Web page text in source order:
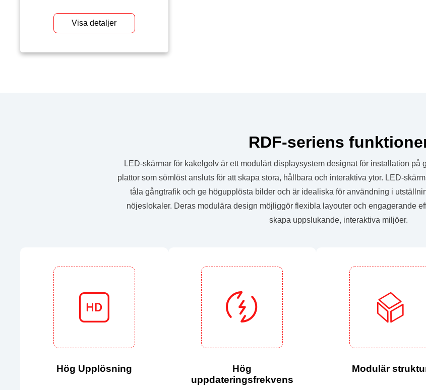
evenemang, butiker och offentliga
underhålla.
Visa detaljer
RDF-seriens
LED-skärmar för kakelgolv är ett modulärt displaysystem designat för installation
plattor som sömlöst ansluts för att skapa stora, hållbara och interaktiva ytor. LED-
tåla gångtrafik och ge högupplösta bilder och är idealiska för användning i
nöjeslokaler. Deras modulära design möjliggör flexibla layouter och engagerande
skapa uppslukande, interaktiva miljöer.
Hög Upplösning
Hög
uppdateringsfrekvens
Modulär